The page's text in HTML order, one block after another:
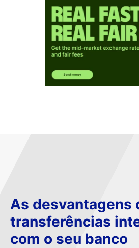
As desvantagens
transferências
com o seu banco